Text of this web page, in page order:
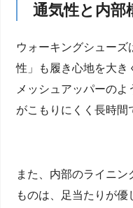
通気性と内部
ウォーキングシュー
性」も履き心地を大き
メッシュアッパーの
がこもりにくく長時間
また、内部のライニ
ものは、足当たりが